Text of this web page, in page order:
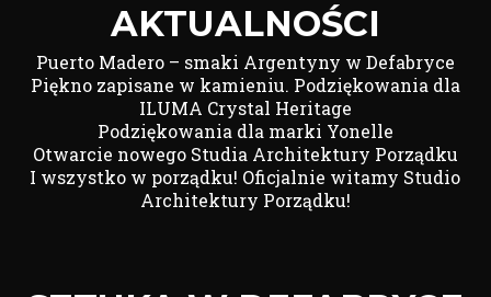
AKTUALNOŚCI
Puerto Madero – smaki Argentyny w Defabryce
Piękno zapisane w kamieniu. Podziękowania dla
ILUMA Crystal Heritage
Podziękowania dla marki Yonelle
Otwarcie nowego Studia Architektury Porządku
I wszystko w porządku! Oficjalnie witamy Studio
Architektury Porządku!